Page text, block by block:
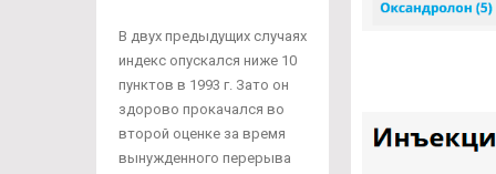
В двух предыдущих случаях
индекс опускался ниже 10
пунктов в 1993 г. Зато он
здорово прокачался во
второй оценке за время
вынужденного перерыва